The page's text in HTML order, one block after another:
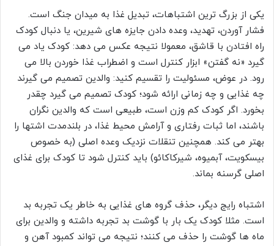
یکی از بزرگ ترین اشتباهات، تبدیل غذا به میدان جنگ است.
فشار آوردن، تهدید، وعده دادن جایزه های شیرین، یا دنبال کودک
راه افتادن با قاشق، معمولا نتیجه عکس می دهد: کودک یاد می
گیرد «نه گفتن» ابزار کنترل است و اضطراب غذا خوردن بالا می
رود. در عوض، مسئولیت را تقسیم کنید: والدین تصمیم می گیرند
چه غذایی و چه زمانی ارائه شود؛ کودک تصمیم می گیرد چقدر
بخورد. اگر کودک کم وزن است، طبیعی است که والدین نگران
باشند، اما ثبات رفتاری و آرامش محیط غذا، در بلندمدت اشتها را
بهتر می کند. همچنین تنقلات نزدیک وعده اصلی (به خصوص
بیسکویت، آبمیوه، شیرکاکائو) باید کنترل شود تا کودک برای غذای
اصلی گرسنه بماند.
اشتباه رایج دیگر، حذف گروه های غذایی به خاطر یک تجربه بد
است. مثلا کودک یک بار با گوشت بد تجربه داشته و والدین برای
ماه ها گوشت را حذف می کنند؛ نتیجه می تواند کمبود آهن و